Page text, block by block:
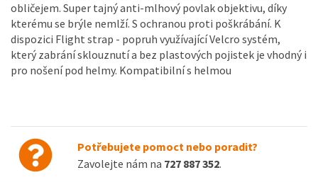
obličejem. Super tajný anti-mlhový povlak objektivu, díky
kterému se brýle nemlží. S ochranou proti poškrábání. K
dispozici Flight strap - popruh využívající Velcro systém,
který zabrání sklouznutí a bez plastových pojistek je vhodný i
pro nošení pod helmy. Kompatibilní s helmou
Potřebujete pomoct nebo poradit?
Zavolejte nám na 727 887 352.